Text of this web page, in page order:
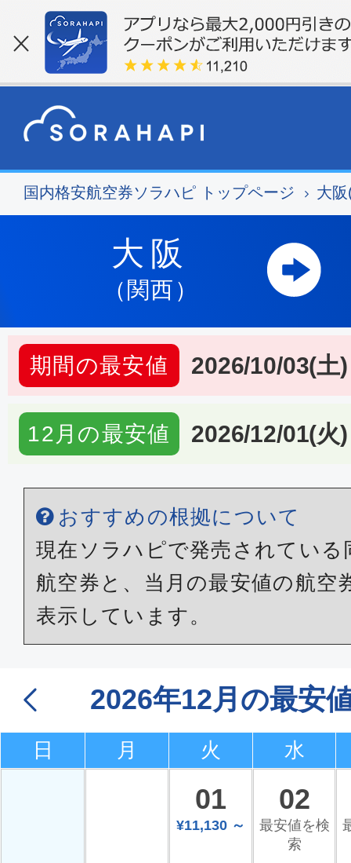
国内格安航空券ソラハピ トップページ 大
大阪
（関西）
期間の最安値 2026/10/03(土)
12月の最安値 2026/12/01(火)
おすすめの根拠について
現在ソラハピで発売されている
航空券と、当月の最安値の航空
表示しています。
2026年12月の最安
日 月 火 水
01
¥11,130 ～
02
最安値を検
索